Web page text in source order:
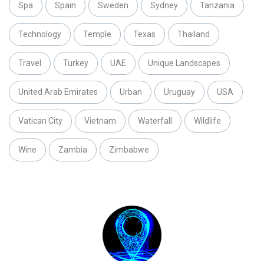
Spa Spain Sweden Sydney Tanzania
Technology Temple Texas Thailand
Travel Turkey UAE Unique Landscapes
United Arab Emirates Urban Uruguay USA
Vatican City Vietnam Waterfall Wildlife
Wine Zambia Zimbabwe